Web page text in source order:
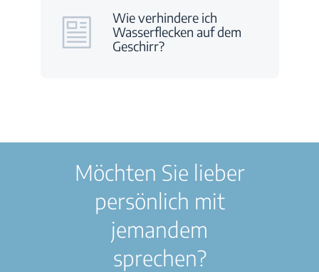
Wie verhindere ich
Wasserflecken auf dem
Geschirr?
Möchten Sie lieber
persönlich mit
jemandem
sprechen?